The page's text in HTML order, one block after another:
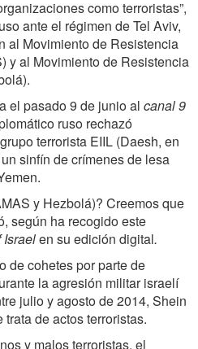
como terroristas”,
ante el régimen de Tel Aviv,
al Movimiento de Resistencia
y al Movimiento de Resistencia
el pasado 9 de junio al canal 9
ruso rechazó
terrorista EIIL (Daesh, en
sinfín de crímenes de lesa
y Hezbolá)? Creemos que
según ha recogido este
Israelen su edición digital.
de cohetes por parte de
la agresión militar israelí
julio y agosto de 2014, Shein
trata de actos terroristas.
y malos terroristas, el